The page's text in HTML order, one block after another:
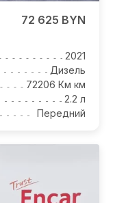
72 625 BYN
2021
Дизель
72206 Км км
2.2 л
Передний